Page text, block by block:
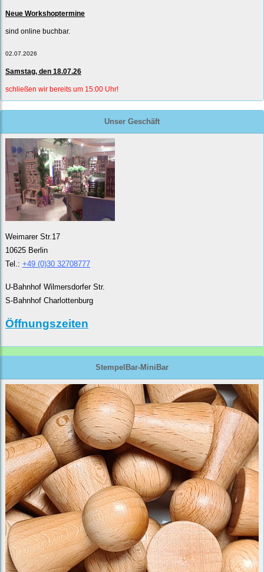
Neue Workshoptermine
sind online buchbar.
02.07.2026
Samstag, den 18.07.26
schließen wir bereits um 15:00 Uhr!
Unser Geschäft
Weimarer Str.17
10625 Berlin
Tel.: +49 (0)30 32708777
U-Bahnhof Wilmersdorfer Str.
S-Bahnhof Charlottenburg
Öffnungszeiten
StempelBar-MiniBar